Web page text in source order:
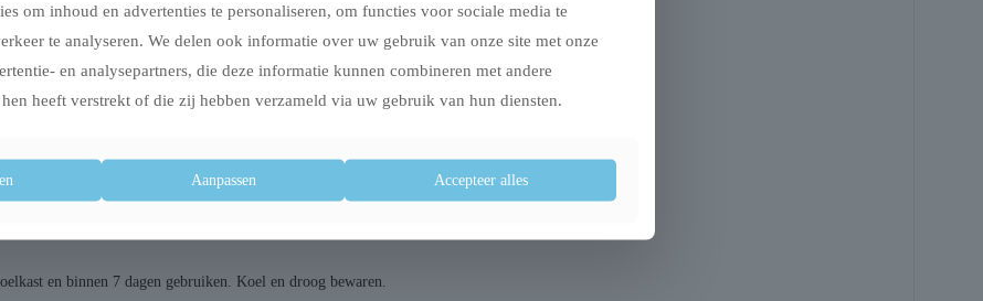
maïszetmeel, pectine, kurkuma longa
200 IE/kg
0,4%, ruwe as 0,7%, vocht 86,4%, lactose <0,01%
en binnen 7 dagen gebruiken. Koel en droog bewaren.
om inhoud en advertenties te personaliseren, om functies voor sociale media te
te analyseren. We delen ook informatie over uw gebruik van onze site met onze
en analysepartners, die deze informatie kunnen combineren met andere
hen heeft verstrekt of die zij hebben verzameld via uw gebruik van hun diensten.
Aanpassen Accepteer alles